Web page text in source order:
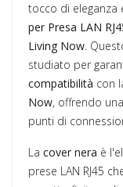
tocco di eleganza
per Presa LAN
Living Now.
studiato per
compatibilità con
Now, offrendo
punti di
La cover nera è
prese LAN RJ45